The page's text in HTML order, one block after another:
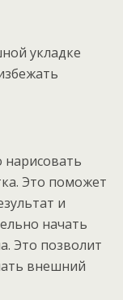
укладке
нарисовать
Это поможет
и
начать
Это позволит
внешний